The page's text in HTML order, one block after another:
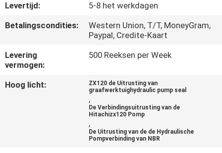
NIEUWS
VERZOEK
OM
EEN
Levertijd:
5-8 het werkdagen
Betalingscondities:
Western Union, T/T, MoneyGram,
Paypal, Credite-Kaart
Levering
vermogen:
500 Reeksen per Week
Hoog licht:
ZX120 de Uitrusting van
graafwerktuighydraulic pump seal
,
De Verbindingsuitrusting van de
Hitachizx120 Pomp
,
De Uitrusting van de de Hydraulische
Pompverbinding van NBR